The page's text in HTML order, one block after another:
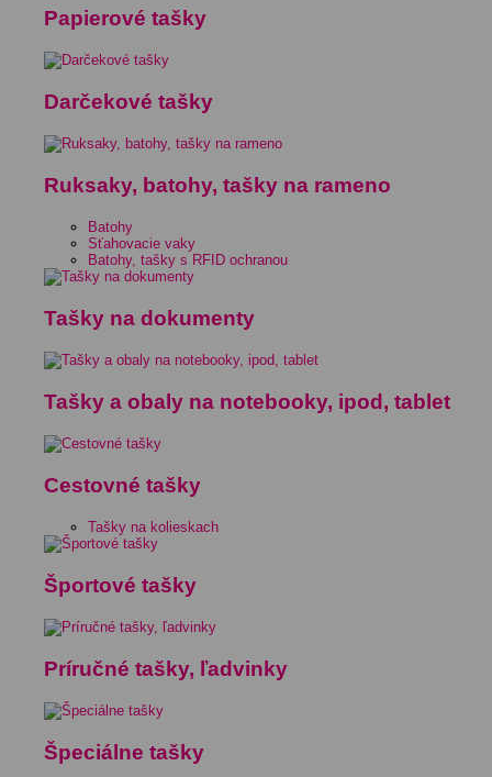
Papierové tašky
Darčekové tašky
Ruksaky, batohy, tašky na rameno
Batohy
Sťahovacie vaky
Batohy, tašky s RFID ochranou
Tašky na dokumenty
Tašky a obaly na notebooky, ipod, tablet
Cestovné tašky
Tašky na kolieskach
Športové tašky
Príručné tašky, ľadvinky
Špeciálne tašky